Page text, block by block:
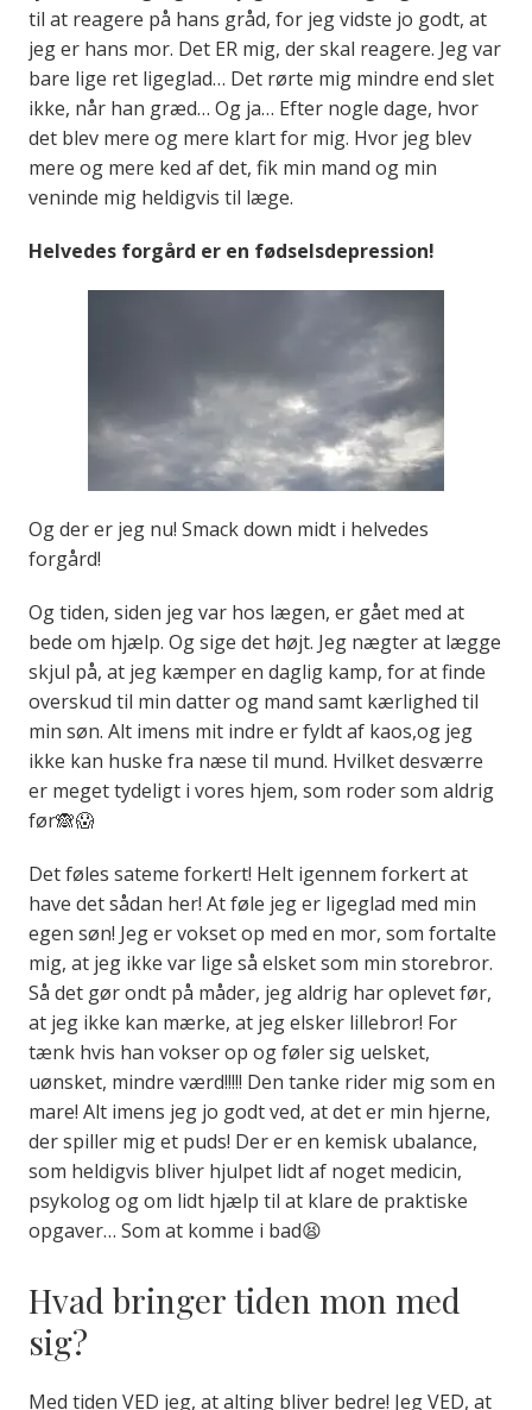
til at reagere på hans gråd, for jeg vidste jo godt, at
jeg er hans mor. Det ER mig, der skal reagere. Jeg var
bare lige ret ligeglad… Det rørte mig mindre end slet
ikke, når han græd… Og ja… Efter nogle dage, hvor
det blev mere og mere klart for mig. Hvor jeg blev
mere og mere ked af det, fik min mand og min
veninde mig heldigvis til læge.
Helvedes forgård er en fødselsdepression!
Og der er jeg nu! Smack down midt i helvedes
forgård!
Og tiden, siden jeg var hos lægen, er gået med at
bede om hjælp. Og sige det højt. Jeg nægter at lægge
skjul på, at jeg kæmper en daglig kamp, for at finde
overskud til min datter og mand samt kærlighed til
min søn. Alt imens mit indre er fyldt af kaos,og jeg
ikke kan huske fra næse til mund. Hvilket desværre
er meget tydeligt i vores hjem, som roder som aldrig
før🙈😱
Det føles sateme forkert! Helt igennem forkert at
have det sådan her! At føle jeg er ligeglad med min
egen søn! Jeg er vokset op med en mor, som fortalte
mig, at jeg ikke var lige så elsket som min storebror.
Så det gør ondt på måder, jeg aldrig har oplevet før,
at jeg ikke kan mærke, at jeg elsker lillebror! For
tænk hvis han vokser op og føler sig uelsket,
uønsket, mindre værd!!!!! Den tanke rider mig som en
mare! Alt imens jeg jo godt ved, at det er min hjerne,
der spiller mig et puds! Der er en kemisk ubalance,
som heldigvis bliver hjulpet lidt af noget medicin,
psykolog og om lidt hjælp til at klare de praktiske
opgaver… Som at komme i bad😫
Hvad bringer tiden mon med
sig?
Med tiden VED jeg, at alting bliver bedre! Jeg VED, at